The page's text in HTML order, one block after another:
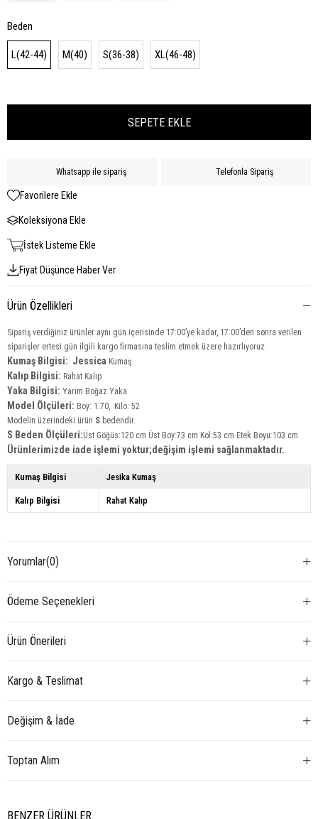
Beden
L(42-44) M(40) S(36-38) XL(46-48)
Whatsapp ile sipariş Telefonla Sipariş
Favorilere Ekle
Koleksiyona Ekle
İstek Listeme Ekle
Fiyat Düşünce Haber Ver
Ürün Özellikleri
Sipariş verdiğiniz ürünler aynı gün içerisinde 17:00’ye kadar, 17:00’den sonra verilen
siparişler ertesi gün ilgili kargo firmasına teslim etmek üzere hazırlıyoruz.
Kumaş Bilgisi: Jessica Kumaş
Kalıp Bilgisi: Rahat Kalıp
Yaka Bilgisi: Yarım Boğaz Yaka
Model Ölçüleri: Boy: 1.70, Kilo: 52
Modelin üzerindeki ürün S bedendir.
S Beden Ölçüleri:Üst Göğüs:120 cm Üst Boy:73 cm Kol:53 cm Etek Boyu:103 cm
Ürünlerimizde iade işlemi yoktur;değişim işlemi sağlanmaktadır.
Kumaş Bilgisi Jesika Kumaş
Kalıp Bilgisi Rahat Kalıp
Yorumlar(0)
Ödeme Seçenekleri
Ürün Önerileri
Kargo & Teslimat
Değişim & İade
Toptan Alım
BENZER ÜRÜNLER